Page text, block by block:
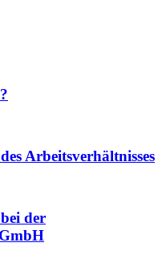
Arbeitsverhältnisses
der